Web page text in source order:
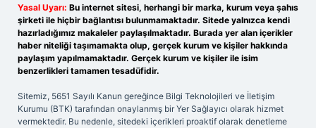
Yasal Uyarı: Bu internet sitesi, herhangi bir marka, kurum veya şahıs
şirketi ile hiçbir bağlantısı bulunmamaktadır. Sitede yalnızca kendi
hazırladığımız makaleler paylaşılmaktadır. Burada yer alan içerikler
haber niteliği taşımamakta olup, gerçek kurum ve kişiler hakkında
paylaşım yapılmamaktadır. Gerçek kurum ve kişiler ile isim
benzerlikleri tamamen tesadüfidir.
Sitemiz, 5651 Sayılı Kanun gereğince Bilgi Teknolojileri ve İletişim
Kurumu (BTK) tarafından onaylanmış bir Yer Sağlayıcı olarak hizmet
vermektedir. Bu nedenle, sitedeki içerikleri proaktif olarak denetleme